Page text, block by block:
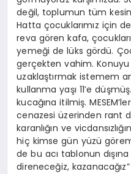
değil, toplumun tüm
Hatta çocuklarımız için
reva gören kafa,
yemeği de lüks gördü.
gerçekten vahim.
uzaklaştırmak istemem
kullanma yaşı 11’e
kucağına itilmiş.
cenazesi üzerinden rant
karanlığın ve
hiç kimse gün yüzü
de bu acı tablonun
direneceğiz,